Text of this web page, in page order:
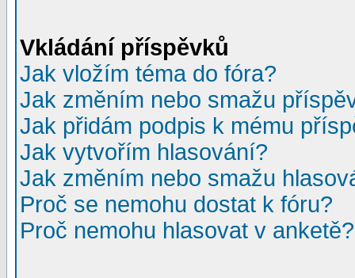
Vkládání příspěvků
Jak vložím téma do fóra?
Jak změním nebo smažu
Jak přidám podpis k mému
Jak vytvořím hlasování?
Jak změním nebo smažu
Proč se nemohu dostat k fóru?
Proč nemohu hlasovat v anketě?